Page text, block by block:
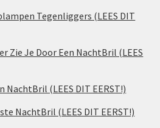
Tegenliggers (LEES DIT
Zie Je Door Een NachtBril (LEES
NachtBril (LEES DIT EERST!)
NachtBril (LEES DIT EERST!)